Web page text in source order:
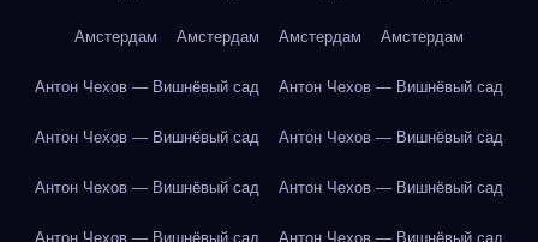
Амстердам Амстердам Амстердам Амстердам
Антон Чехов — Вишнёвый сад Антон Чехов — Вишнёвый сад
Антон Чехов — Вишнёвый сад Антон Чехов — Вишнёвый сад
Антон Чехов — Вишнёвый сад Антон Чехов — Вишнёвый сад
Антон Чехов — Вишнёвый сад Антон Чехов — Вишнёвый сад